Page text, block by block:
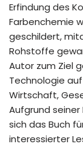
Erfindung des
Farbenchemie
geschildert,
Rohstoffe
Autor zum Ziel
Technologie
Wirtschaft,
Aufgrund
sich das Buch
interessierter